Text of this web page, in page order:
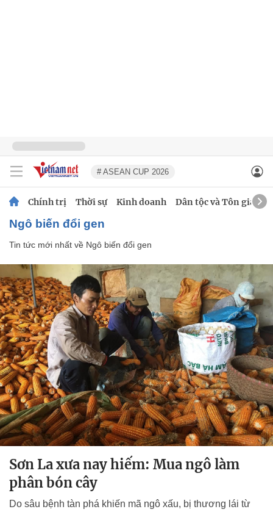
# ASEAN CUP 2026
Chính trị Thời sự Kinh doanh Dân tộc và Tôn giáo
Ngô biến đổi gen
Tin tức mới nhất về Ngô biến đổi gen
Sơn La xưa nay hiếm: Mua ngô làm
phân bón cây
Do sâu bệnh tàn phá khiến mã ngô xấu, bị thương lái từ